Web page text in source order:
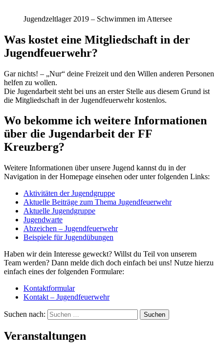
Jugendzeltlager 2019 – Schwimmen im Attersee
Was kostet eine Mitgliedschaft in der
Jugendfeuerwehr?
Gar nichts! – „Nur“ deine Freizeit und den Willen anderen Personen
helfen zu wollen.
Die Jugendarbeit steht bei uns an erster Stelle aus diesem Grund ist
die Mitgliedschaft in der Jugendfeuerwehr kostenlos.
Wo bekomme ich weitere Informationen
über die Jugendarbeit der FF
Kreuzberg?
Weitere Informationen über unsere Jugend kannst du in der
Navigation in der Homepage einsehen oder unter folgenden Links:
Aktivitäten der Jugendgruppe
Aktuelle Beiträge zum Thema Jugendfeuerwehr
Aktuelle Jugendgruppe
Jugendwarte
Abzeichen – Jugendfeuerwehr
Beispiele für Jugendübungen
Haben wir dein Interesse geweckt? Willst du Teil von unserem
Team werden? Dann melde dich doch einfach bei uns! Nutze hierzu
einfach eines der folgenden Formulare:
Kontaktformular
Kontakt – Jugendfeuerwehr
Suchen nach:
Veranstaltungen